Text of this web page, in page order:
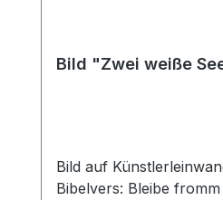
Bild "Zwei weiße
Bild auf
Bibelvers: Bleibe